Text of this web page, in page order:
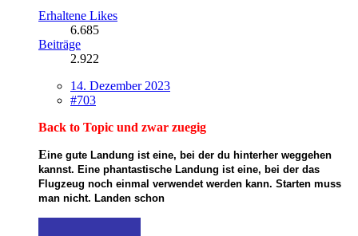
Erhaltene Likes
6.685
Beiträge
2.922
14. Dezember 2023
#703
Back to Topic und zwar zuegig
Eine gute Landung ist eine, bei der du hinterher weggehen
kannst. Eine phantastische Landung ist eine, bei der das
Flugzeug noch einmal verwendet werden kann. Starten muss
man nicht. Landen schon